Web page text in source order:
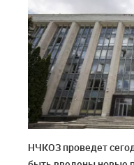
НЧКОЗ проведет